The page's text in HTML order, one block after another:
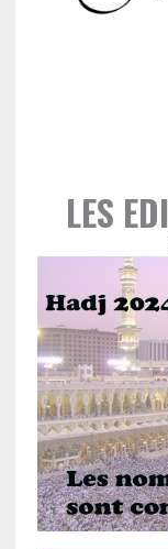
LES